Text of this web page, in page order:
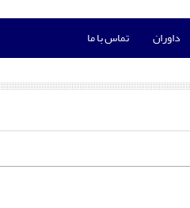
داوران تماس با ما